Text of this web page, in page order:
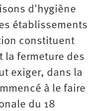
d'hygiène
établissements
constituent
la fermeture des
exiger, dans la
à le faire
du 18